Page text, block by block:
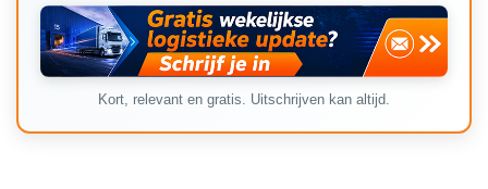
Kort, relevant en gratis. Uitschrijven kan altijd.